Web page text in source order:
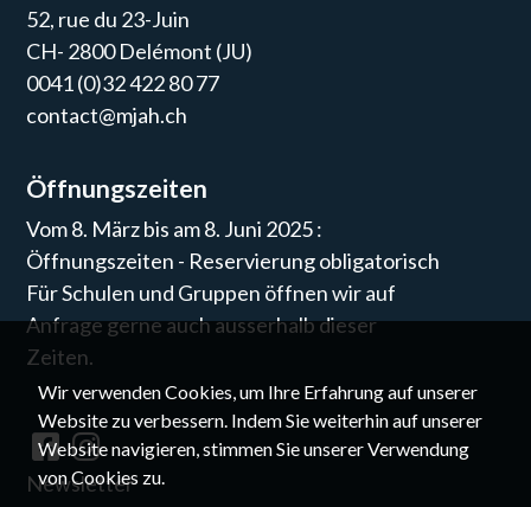
52, rue du 23-Juin
CH- 2800 Delémont (JU)
0041 (0)32 422 80 77
contact@mjah.ch
Öffnungszeiten
Vom 8. März bis am 8. Juni 2025 :
Öffnungszeiten - Reservierung obligatorisch
Für Schulen und Gruppen öffnen wir auf
Anfrage gerne auch ausserhalb dieser
Zeiten.
Newsletter
Wir verwenden Cookies, um Ihre Erfahrung auf unserer
Website zu verbessern. Indem Sie weiterhin auf unserer
Website navigieren, stimmen Sie unserer Verwendung
von Cookies zu.